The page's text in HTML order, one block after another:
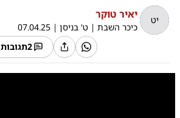
יט יאיר טוקר
כיכר השבת | ט' בניסן |
07.04.25
2תגובות